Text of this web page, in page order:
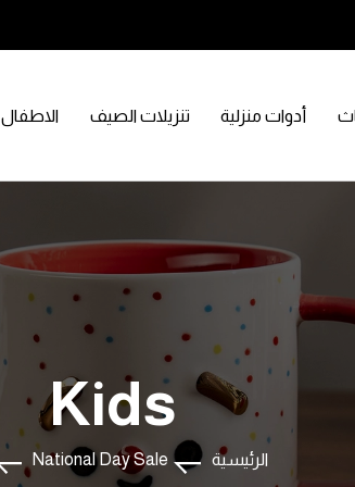
أدوات منزلية تنزيلات الصيف الاطفال
الرئيسية National Day Sale
Kids